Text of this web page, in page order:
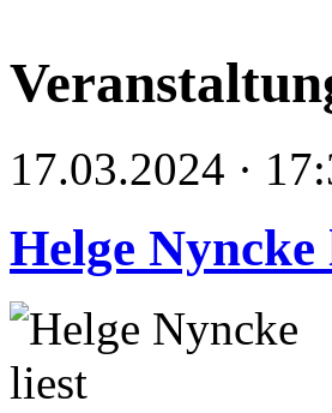
17.03.2024 ·
Helge